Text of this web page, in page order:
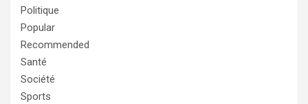
Politique
Popular
Recommended
Santé
Société
Sports